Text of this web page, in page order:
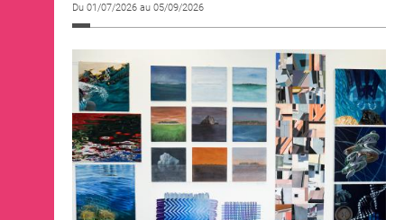
Du 01/07/2026 au 05/09/2026